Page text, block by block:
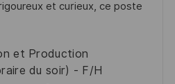
r
et curieux, ce poste
et Production
du soir) - F/H